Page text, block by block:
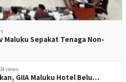
Maluku Sepakat Tenaga Non-
views
GIIA Maluku Hotel Belu…